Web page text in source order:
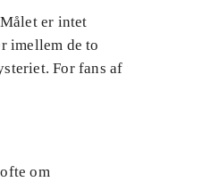
er intet
imellem de to
For fans af
om